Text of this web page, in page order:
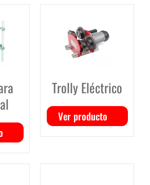
Trolly Eléctrico
Ver producto